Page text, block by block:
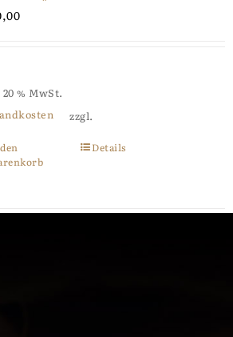
% MwSt.
zzgl.
Details